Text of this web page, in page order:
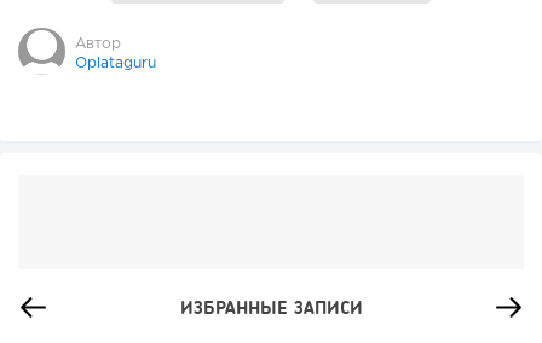
Автор
Oplataguru
ИЗБРАННЫЕ ЗАПИСИ